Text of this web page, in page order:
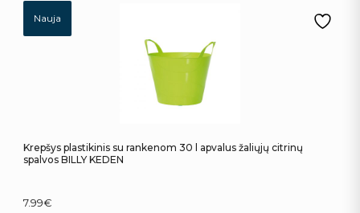
Nauja
Krepšys plastikinis su rankenom 30 l apvalus žaliųjų citrinų
spalvos BILLY KEDEN
7.99€